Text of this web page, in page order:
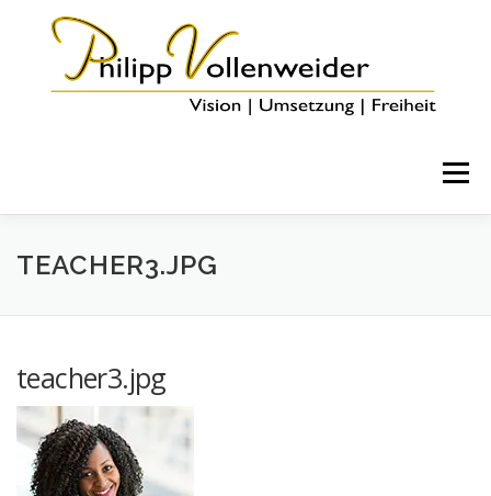
Menü
HOME ÜBER MICH
TEACHER3.JPG
teacher3.jpg